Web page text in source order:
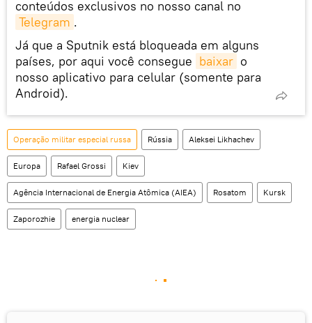
conteúdos exclusivos no nosso canal no
Telegram .
Já que a Sputnik está bloqueada em alguns
países, por aqui você consegue baixar o
nosso aplicativo para celular (somente para
Android).
Operação militar especial russa Rússia Aleksei Likhachev
Europa Rafael Grossi Kiev
Agência Internacional de Energia Atômica (AIEA) Rosatom Kursk
Zaporozhie energia nuclear